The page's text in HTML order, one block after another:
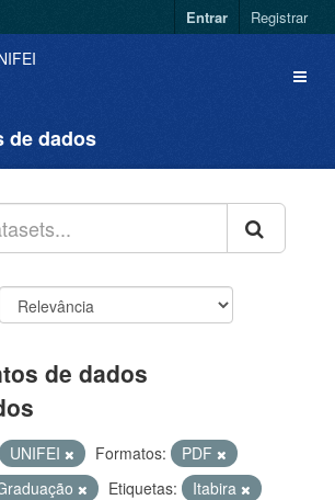
Entrar Registrar
de dados
de dados
UNIFEI Formatos:
PDF
Etiquetas:
Itabira